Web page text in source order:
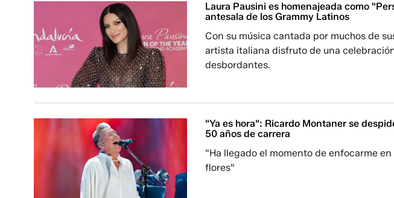
Laura Pausini es homenajeada como
antesala de los Grammy Latinos
Con su música cantada por muchos de
artista italiana disfruto de una
desbordantes.
"Ya es hora": Ricardo Montaner se
50 años de carrera
"Ha llegado el momento de enfocarme
flores"